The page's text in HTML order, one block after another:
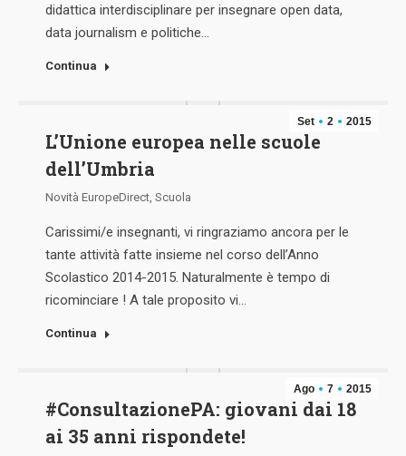
didattica interdisciplinare per insegnare open data,
data journalism e politiche…
Continua
Set 2 2015
L’Unione europea nelle scuole
dell’Umbria
Novità EuropeDirect Scuola
Carissimi/e insegnanti, vi ringraziamo ancora per le
tante attività fatte insieme nel corso dell’Anno
Scolastico 2014-2015. Naturalmente è tempo di
ricominciare ! A tale proposito vi…
Continua
Ago 7 2015
#‎ConsultazionePA‬: giovani dai 18
ai 35 anni rispondete!